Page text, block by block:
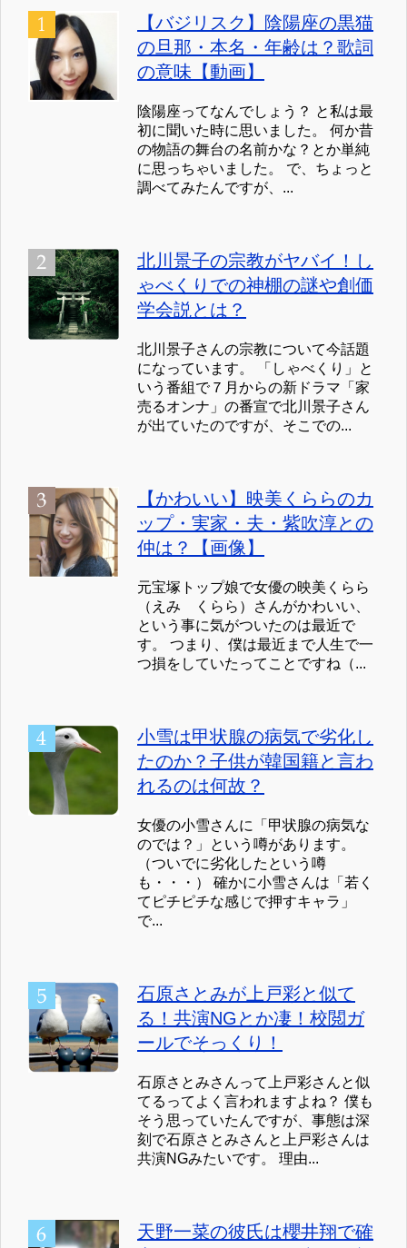
【バジリスク】陰陽座の黒猫
の旦那・本名・年齢は？歌詞
の意味【動画】
陰陽座ってなんでしょう？ と私は最
初に聞いた時に思いました。 何か昔
の物語の舞台の名前かな？とか単純
に思っちゃいました。 で、ちょっと
調べてみたんですが、...
北川景子の宗教がヤバイ！し
ゃべくりでの神棚の謎や創価
学会説とは？
北川景子さんの宗教について今話題
になっています。 「しゃべくり」と
いう番組で７月からの新ドラマ「家
売るオンナ」の番宣で北川景子さん
が出ていたのですが、そこでの...
【かわいい】映美くららのカ
ップ・実家・夫・紫吹淳との
仲は？【画像】
元宝塚トップ娘で女優の映美くらら
（えみ くらら）さんがかわいい、
という事に気がついたのは最近で
す。 つまり、僕は最近まで人生で一
つ損をしていたってことですね（...
小雪は甲状腺の病気で劣化し
たのか？子供が韓国籍と言わ
れるのは何故？
女優の小雪さんに「甲状腺の病気な
のでは？」という噂があります。
（ついでに劣化したという噂
も・・・） 確かに小雪さんは「若く
てピチピチな感じで押すキャラ」
で...
石原さとみが上戸彩と似て
る！共演NGとか凄！校閲ガ
ールでそっくり！
石原さとみさんって上戸彩さんと似
てるってよく言われますよね？ 僕も
そう思っていたんですが、事態は深
刻で石原さとみさんと上戸彩さんは
共演NGみたいです。 理由...
天野一菜の彼氏は櫻井翔で確